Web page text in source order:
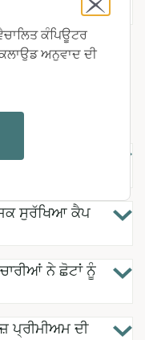
ਕੇਅਰਜ਼
ਸੁਰੱਖਿਆ ਕੈਪ
ਨੇ ਛੋਟਾਂ ਨੂੰ
ਦੀ
ਕੰਪਿਊਟਰ
ਅਨੁਵਾਦ ਦੀ